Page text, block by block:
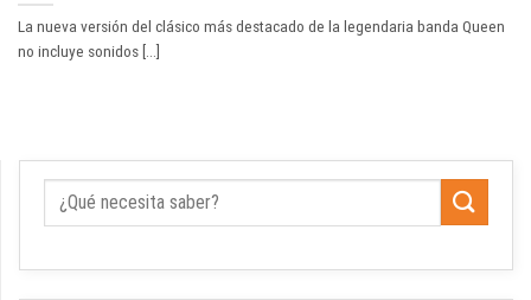
La nueva versión del clásico más destacado de la legendaria banda Queen
no incluye sonidos [...]